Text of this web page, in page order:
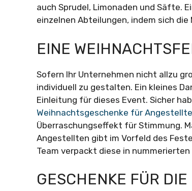
auch Sprudel, Limonaden und Säfte.
einzelnen Abteilungen, indem sich
EINE
Sofern Ihr Unternehmen nicht allzu
individuell zu gestalten. Ein kleines
Einleitung für dieses Event. Sicher
Weihnachtsgeschenke für Angestellte
Überraschungseffekt für Stimmung.
Angestellten gibt im Vorfeld des
Team verpackt diese in
GESCHENKE FÜR